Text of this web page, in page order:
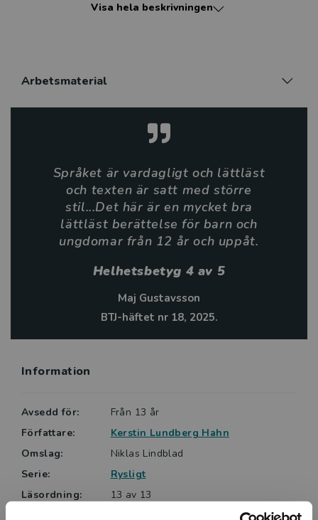
råttor, en önskebrunn där något måste offras och
barnvaktskväll och en mördare som inte får ro.
Den trettonde är en lättläst skräckberättelse från
Nypon förlag. … Språket är vardagligt och lättläst och
texten är satt med större stil. … Det här är en mycket
bra lättläst berättelse för barn och ungdomar från 12
år och uppåt. Förlaget uppger svårighetsgraden till 3
av 6 nypon, lix 17.
Maj Gustavsson, BTJ. Helhetsbetyg: 4 av 5.
Visa hela beskrivningen
Arbetsmaterial
Språket är vardagligt och lättläst
och texten är satt med större
stil...Det här är en mycket bra
lättläst berättelse för barn och
ungdomar från 12 år och uppåt.
Helhetsbetyg 4 av 5
Maj Gustavsson
BTJ-häftet nr 18, 2025.
Information
Avsedd för:
Från 13 år
Författare:
Kerstin Lundberg Hahn
Omslag:
Niklas Lindblad
Serie:
Rysligt
Läsordning:
13 av 13